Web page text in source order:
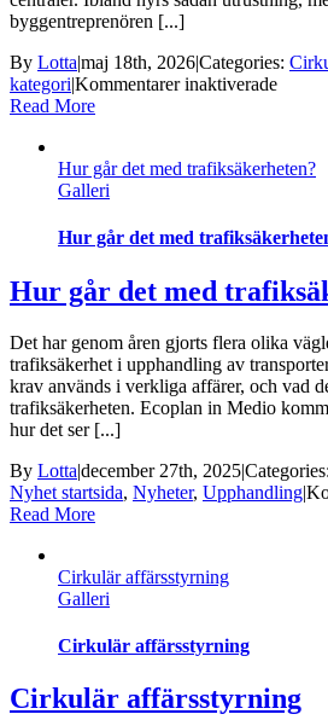
byggentreprenören [...]
By Lotta|maj 18th, 2026|Categories:
kategori|Kommentarer inaktiveradeför
som
Read More
Hur går det med trafiksäkerheten?
Galleri
Hur går det med
Hur går det med
Det har genom åren gjorts flera olika
trafiksäkerhet i upphandling av
krav används i verkliga affärer, och vad
trafiksäkerheten. Ecoplan in Medio
hur det ser [...]
By Lotta|december 27th, 2025|Categories:
Nyhet startsida, Nyheter, Upphandling|
Read More
Cirkulär affärsstyrning
Galleri
Cirkulär affärsstyrning
Cirkulär affärsstyrning